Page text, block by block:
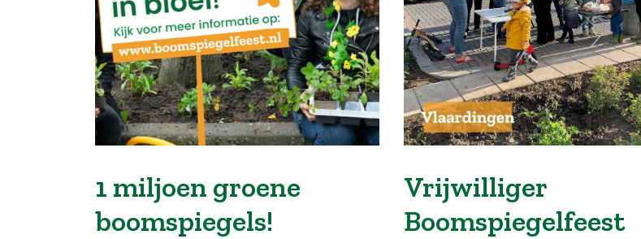
1 miljoen groene
boomspiegels!
Vrijwilliger
Boomspiegelfeest